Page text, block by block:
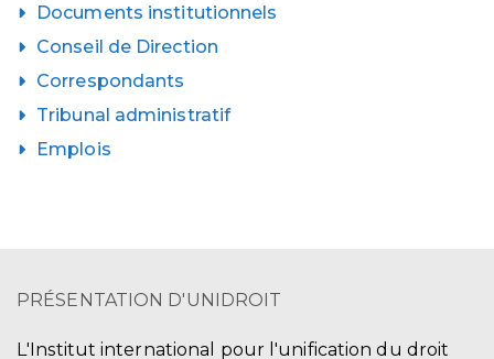
Documents institutionnels
Conseil de Direction
Correspondants
Tribunal administratif
Emplois
PRÉSENTATION D'UNIDROIT
L'Institut international pour l'unification du droit